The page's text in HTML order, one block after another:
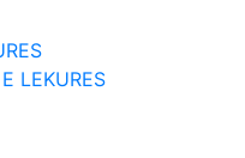
LEKURES